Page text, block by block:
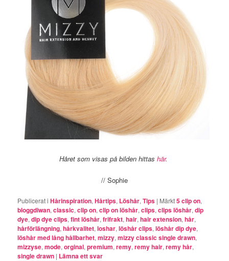
Håret som visas på bilden hittas här.
// Sophie
Publicerat i Hårinspiration,Hårtips, Löshår,Tips | Märkt5 clip on,
bloggdiwan,classic,clip on,clip on löshår,clips,clips löshår,dip
dye,dip dye clips,fint löshår,frifrakt,hair,hair extension,hår,
hårförlängning,hårkvalitet,loshar,löshår clips,löshår dip dye,
löshår med lång hållbarhet,mizzy,mizzy classic single drawn,
mizzyse,mode,orginal,premium,remy,remy hair,remy hår,
single drawn | Lämna ett svar